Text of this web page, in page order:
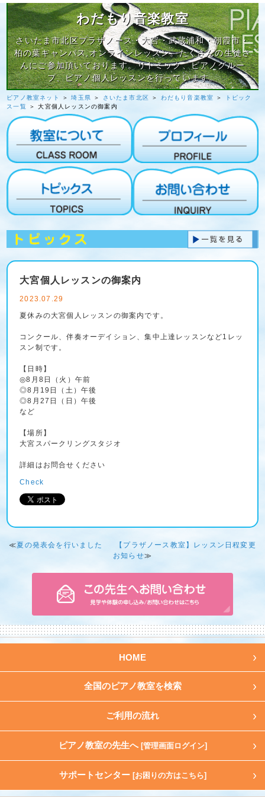
わだもり音楽教室
さいたま市北区プラザノース・大宮・武蔵浦和・朝霞市・
柏の葉キャンパス,オンラインレッスン。たくさんの生徒さ
んにご参加頂いております。リトミック、ピアノグルー
プ、ピアノ個人レッスンを行っています。
ピアノ教室ネット ＞埼玉県 ＞ さいたま市北区 ＞ わだもり音楽教室 ＞
トピック
ス一覧 ＞ 大宮個人レッスンの御案内
大宮個人レッスンの御案内
2023.07.29
夏休みの大宮個人レッスンの御案内です。
コンクール、伴奏オーデイション、集中上達レッスンなど1レッ
スン制です。
【日時】
◎8月8日（火）午前
◎8月19日（土）午後
◎8月27日（日）午後
など
【場所】
大宮スパークリングスタジオ
詳細はお問合せください
Check
≪夏の発表会を行いました
【プラザノース教室】レッスン日程変更
お知らせ≫
HOME
全国のピアノ教室を検索
ご利用の流れ
ピアノ教室の先生へ [管理画面ログイン]
サポートセンター [お困りの方はこちら]